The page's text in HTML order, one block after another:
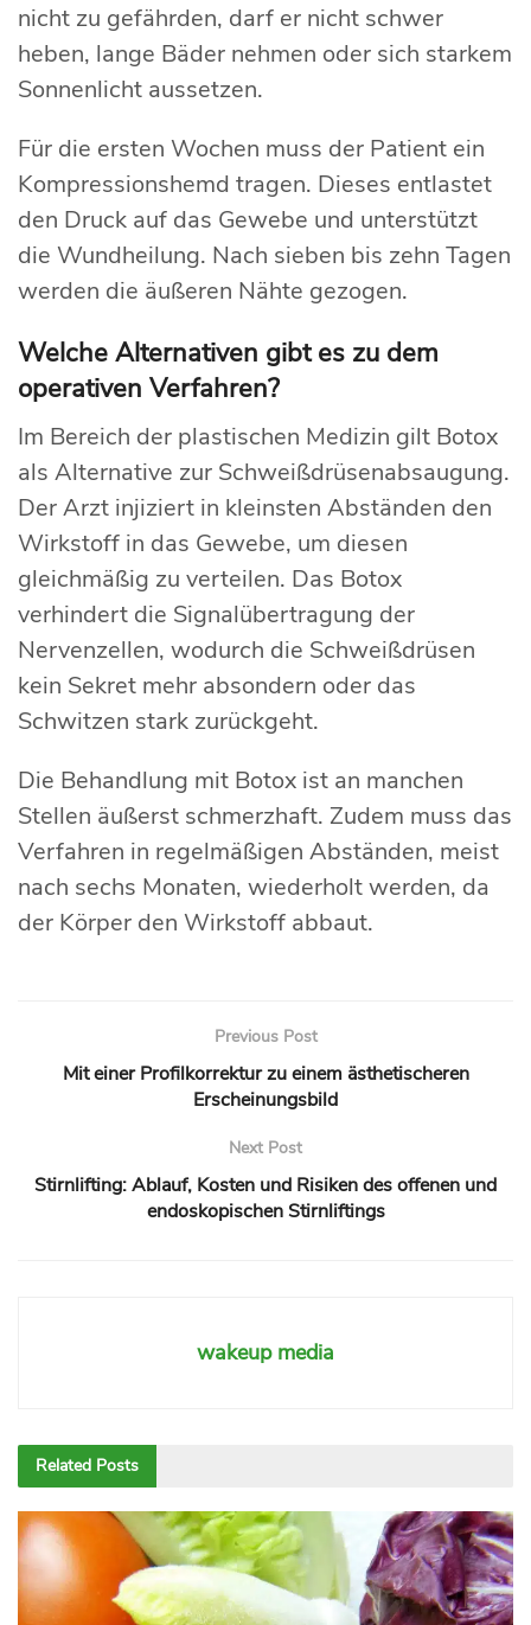
nicht zu gefährden, darf er nicht schwer
heben, lange Bäder nehmen oder sich starkem
Sonnenlicht aussetzen.
Für die ersten Wochen muss der Patient ein
Kompressionshemd tragen. Dieses entlastet
den Druck auf das Gewebe und unterstützt
die Wundheilung. Nach sieben bis zehn Tagen
werden die äußeren Nähte gezogen.
Welche Alternativen gibt es zu dem
operativen Verfahren?
Im Bereich der plastischen Medizin gilt Botox
als Alternative zur Schweißdrüsenabsaugung.
Der Arzt injiziert in kleinsten Abständen den
Wirkstoff in das Gewebe, um diesen
gleichmäßig zu verteilen. Das Botox
verhindert die Signalübertragung der
Nervenzellen, wodurch die Schweißdrüsen
kein Sekret mehr absondern oder das
Schwitzen stark zurückgeht.
Die Behandlung mit Botox ist an manchen
Stellen äußerst schmerzhaft. Zudem muss das
Verfahren in regelmäßigen Abständen, meist
nach sechs Monaten, wiederholt werden, da
der Körper den Wirkstoff abbaut.
Previous Post
Mit einer Profilkorrektur zu einem ästhetischeren
Erscheinungsbild
Next Post
Stirnlifting: Ablauf, Kosten und Risiken des offenen und
endoskopischen Stirnliftings
wakeup media
Related Posts